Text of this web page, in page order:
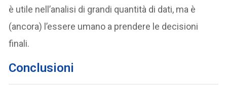
è utile nell’analisi di grandi quantità di dati, ma è
(ancora) l’essere umano a prendere le decisioni
finali.
Conclusioni